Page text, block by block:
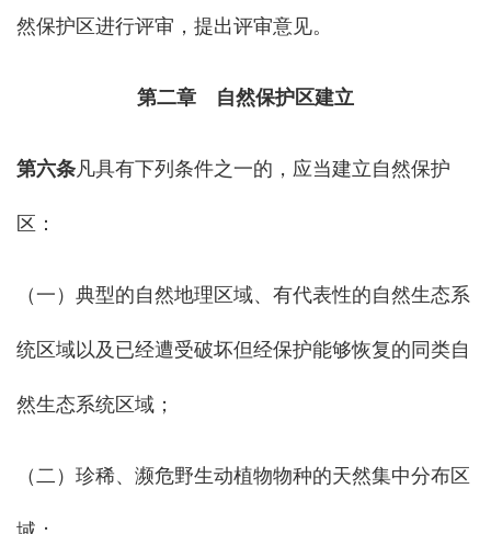
然保护区进行评审，提出评审意见。
第二章 自然保护区建立
第六条凡具有下列条件之一的，应当建立自然保护
区：
（一）典型的自然地理区域、有代表性的自然生态系
统区域以及已经遭受破坏但经保护能够恢复的同类自
然生态系统区域；
（二）珍稀、濒危野生动植物物种的天然集中分布区